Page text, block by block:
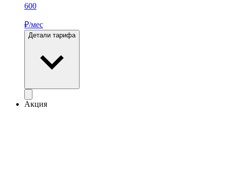
600
₽/мес
Детали тарифа
Акция